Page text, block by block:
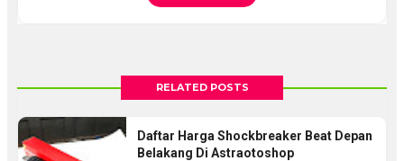
RELATED POSTS
Daftar Harga Shockbreaker Beat Depan
Belakang Di Astraotoshop